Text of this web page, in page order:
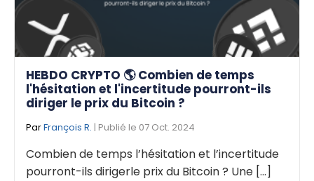
HEBDO CRYPTO 🌎 Combien de temps
l'hésitation et l'incertitude pourront-ils
diriger le prix du Bitcoin ?
ParFrançois R. | Publié le 07 Oct. 2024
Combien de temps l’hésitation et l’incertitude
pourront-ils dirigerle prix du Bitcoin ? Une [...]